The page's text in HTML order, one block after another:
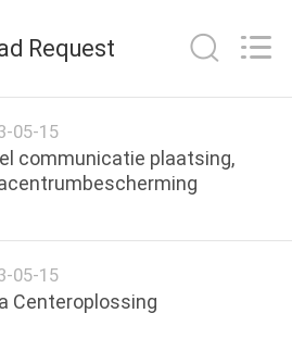
Request
05-15
communicatie plaatsing,
05-15
Centeroplossing